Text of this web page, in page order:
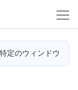
特定のウィンドウ